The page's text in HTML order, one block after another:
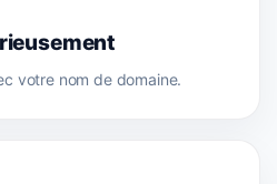
votre nom de domaine.